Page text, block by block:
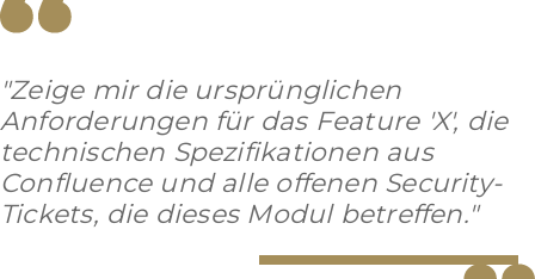
"Zeige mir die ursprünglichen
Anforderungen für das Feature 'X', die
technischen Spezifikationen aus
Confluence und alle offenen Security-
Tickets, die dieses Modul betreffen."